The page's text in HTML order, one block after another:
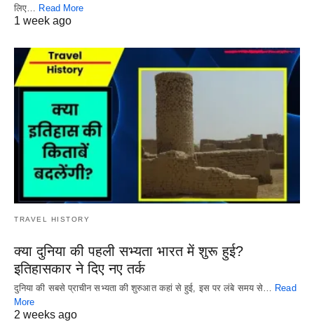
लिए…
Read More
1 week ago
TRAVEL HISTORY
क्या दुनिया की पहली सभ्यता भारत में शुरू हुई?
इतिहासकार ने दिए नए तर्क
दुनिया की सबसे प्राचीन सभ्यता की शुरुआत कहां से हुई, इस पर लंबे समय से… Read
More
2 weeks ago